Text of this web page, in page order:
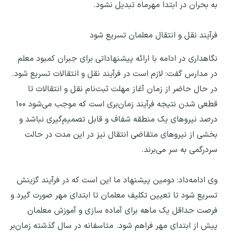
به بحران در ابتدا مهرماه تبدیل نشود.
فرآیند نقل و انتقال معلمان تسریع شود
نگاهداری در ادامه با ارائه پیشنهاداتی برای جبران کمبود معلم
در مدارس گفت: لازم است در فرآیند نقل و انتقالات تسریع شود.
در حال حاضر از زمان آغاز مهلت ثبت‌نام نقل و انتقالات تا
قطعی شدن نتیجه فرآیند زمان‌بری است که موجب می‌شود ۱۰۰
درصد نیروهای یک منطقه شفاف و قابل تصمیم‌گیری نباشد و
بخشی از نیروهای متقاضی انتقال نیز در این مدت در حالت
سردرگمی به سر می‌برند.
وی ادامه‌داد: دومین پیشنهاد ما این است که در فرآیند گزینش
تسریع شود تا تعیین تکلیف معلمان تا ابتدای مهر صورت گیرد و
فرصت حداقل یک ماهه برای آماده سازی و آموزش معلمان
پیش از ابتدای مهر فراهم شود. متاسفانه در سال گذشته زمان‌بر